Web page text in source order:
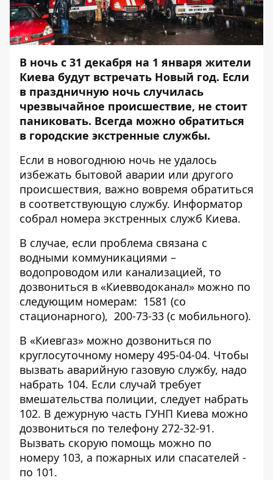
В ночь с 31 декабря на 1 января жители
Киева будут встречать Новый год. Если
в праздничную ночь случилась
чрезвычайное происшествие, не стоит
паниковать. Всегда можно обратиться
в городские экстренные службы.
Если в новогоднюю ночь не удалось
избежать бытовой аварии или другого
происшествия, важно вовремя обратиться
в соответствующую службу. Информатор
собрал номера экстренных служб Киева.
В случае, если проблема связана с
водными коммуникациями –
водопроводом или канализацией, то
дозвониться в «Киевводоканал» можно по
следующим номерам: 1581 (со
стационарного), 200-73-33 (с мобильного).
В «Киевгаз» можно дозвониться по
круглосуточному номеру 495-04-04. Чтобы
вызвать аварийную газовую службу, надо
набрать 104. Если случай требует
вмешательства полиции, следует набрать
102. В дежурную часть ГУНП Киева можно
дозвониться по телефону 272-32-91.
Вызвать скорую помощь можно по
номеру 103, а пожарных или спасателей -
по 101.